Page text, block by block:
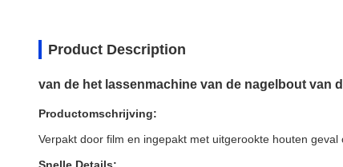
Product Description
van de het lassenmachine van de nagelbout van
Productomschrijving:
Verpakt door film en ingepakt met uitgerookte houten geval